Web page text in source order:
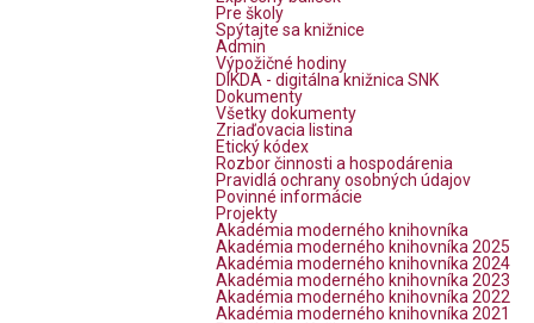
Pre školy
Spýtajte sa knižnice
Admin
Výpožičné hodiny
DIKDA - digitálna knižnica SNK
Dokumenty
Všetky dokumenty
Zriaďovacia listina
Etický kódex
Rozbor činnosti a hospodárenia
Pravidlá ochrany osobných údajov
Povinné informácie
Projekty
Akadémia moderného knihovníka
Akadémia moderného knihovníka 2025
Akadémia moderného knihovníka 2024
Akadémia moderného knihovníka 2023
Akadémia moderného knihovníka 2022
Akadémia moderného knihovníka 2021